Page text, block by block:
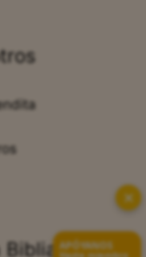
✕
APÓYANOS
Hazte miembro